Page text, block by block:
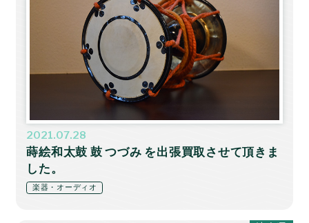
2021.07.28
蒔絵和太鼓 鼓 つづみ を出張買取させて頂きま
した。
楽器・オーディオ